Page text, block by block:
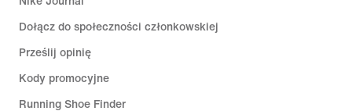
Dołącz do społeczności członkowskiej
Prześlij opinię
Kody promocyjne
Running Shoe Finder